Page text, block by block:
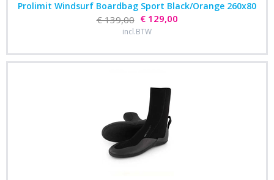
Prolimit Windsurf Boardbag Sport Black/Orange 260x80
€ 139,00 € 129,00
incl.BTW